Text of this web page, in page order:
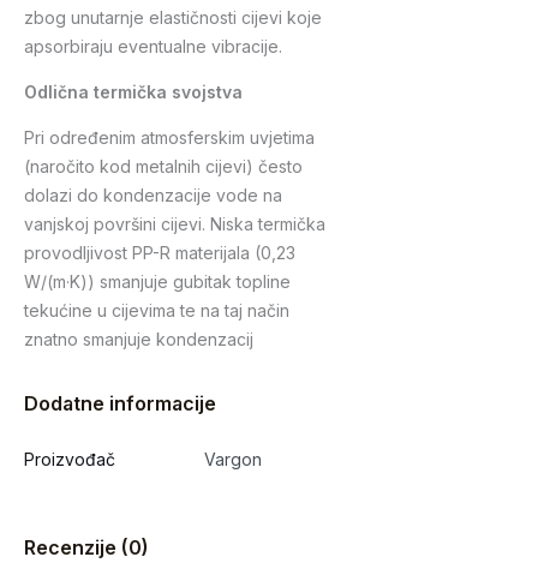
zbog unutarnje elastičnosti cijevi koje
apsorbiraju eventualne vibracije.
Odlična termička svojstva
Pri određenim atmosferskim uvjetima
(naročito kod metalnih cijevi) često
dolazi do kondenzacije vode na
vanjskoj površini cijevi. Niska termička
provodljivost PP-R materijala (0,23
W/(m·K)) smanjuje gubitak topline
tekućine u cijevima te na taj način
znatno smanjuje kondenzacij
Dodatne informacije
Proizvođač Vargon
Recenzije (0)